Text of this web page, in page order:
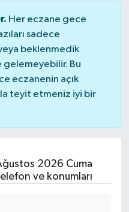
Her eczane gece
sadece
beklenmedik
Bu
eczanenin açık
teyit etmeniz iyi bir
2026 Cuma
ve konumları